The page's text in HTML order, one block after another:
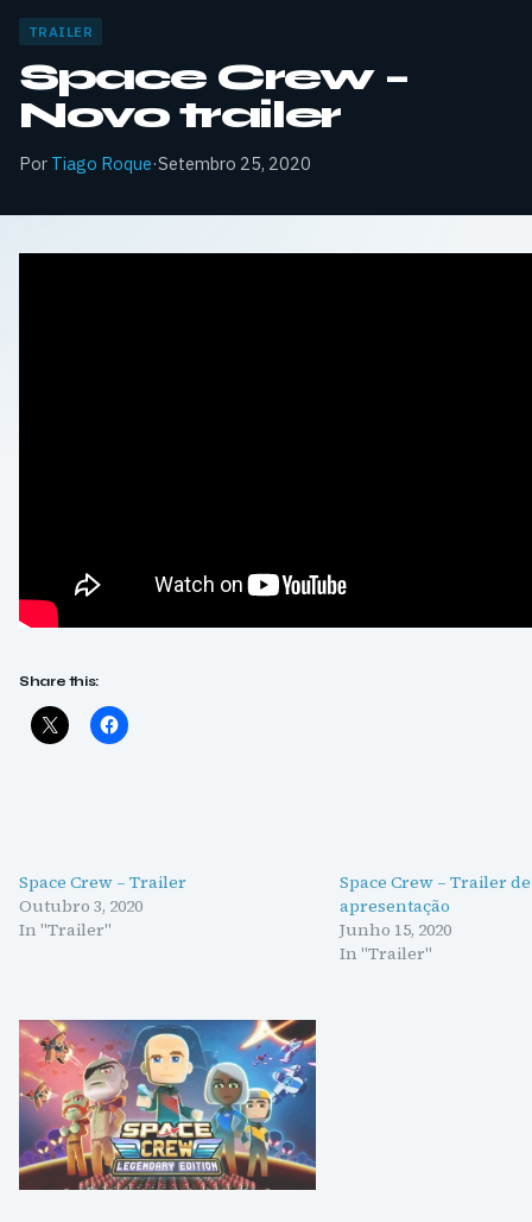
TRAILER
Space Crew –
Novo trailer
Por Tiago Roque·Setembro 25, 2020
Share this:
Space Crew – Trailer
Outubro 3, 2020
In "Trailer"
Space Crew – Trailer de
apresentação
Junho 15, 2020
In "Trailer"